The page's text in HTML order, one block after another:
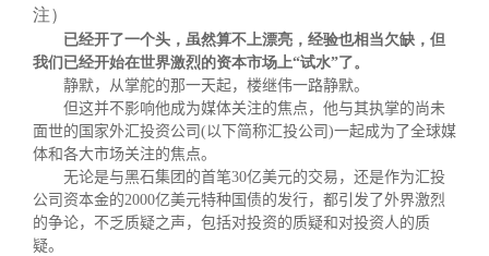
注）
已经开了一个头，虽然算不上漂亮，经验也相当欠缺，但
我们已经开始在世界激烈的资本市场上“试水”了。
静默，从掌舵的那一天起，楼继伟一路静默。
但这并不影响他成为媒体关注的焦点，他与其执掌的尚未
面世的国家外汇投资公司 (以下简称汇投公司 )一起成为了全球媒
体和各大市场关注的焦点。
无论是与黑石集团的首笔30亿美元的交易，还是作为汇投
公司资本金的2000亿美元特种国债的发行，都引发了外界激烈
的争论，不乏质疑之声，包括对投资的质疑和对投资人的质
疑。